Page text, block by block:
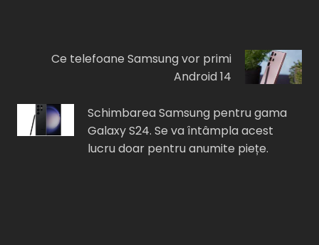
Ce telefoane Samsung vor primi
Android 14
Schimbarea Samsung pentru gama
Galaxy S24. Se va întâmpla acest
lucru doar pentru anumite piețe.